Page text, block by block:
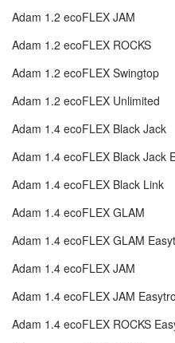
Adam 1.2 ecoFLEX JAM
Adam 1.2 ecoFLEX ROCKS
Adam 1.2 ecoFLEX Swingtop
Adam 1.2 ecoFLEX Unlimited
Adam 1.4 ecoFLEX Black Jack
Adam 1.4 ecoFLEX Black Jack
Adam 1.4 ecoFLEX Black Link
Adam 1.4 ecoFLEX GLAM
Adam 1.4 ecoFLEX GLAM
Adam 1.4 ecoFLEX JAM
Adam 1.4 ecoFLEX JAM
Adam 1.4 ecoFLEX ROCKS